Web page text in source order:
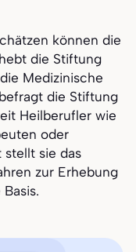
können die
die Stiftung
Medizinische
die Stiftung
Heilberufler wie
oder
stellt sie das
zur Erhebung